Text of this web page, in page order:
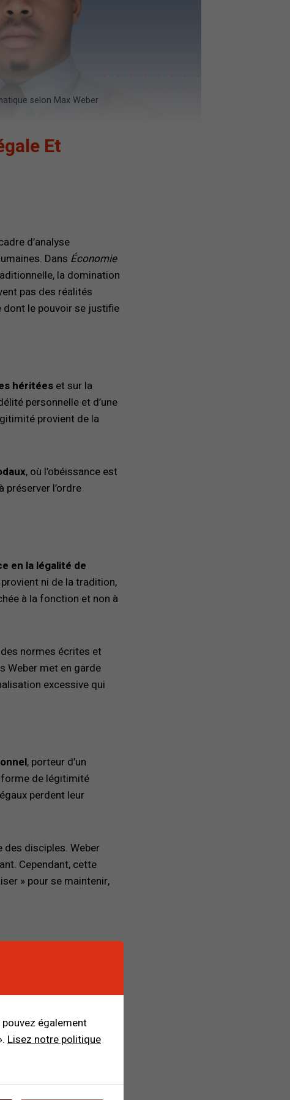
selon Max Weber
Et
d’analyse
Dans Économie
la domination
pas des réalités
le pouvoir se justifie
héritéeset sur la
personnelle et d’une
provient de la
, où l’obéissance est
l’ordre
en la légalité de
ni de la tradition,
à la fonction et non à
normes écrites et
Weber met en garde
excessive qui
, porteur d’un
forme de légitimité
perdent leur
des disciples. Weber
Cependant, cette
» pour se maintenir,
pour penser la
les contextes
le charisme et
de leadership
également
Lisez notre politique